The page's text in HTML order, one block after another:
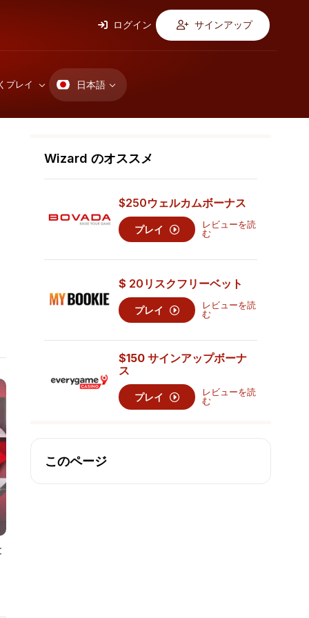
ログイン サインアップ
プレイ 日本語
Wizard のオススメ
$250ウェルカムボーナス
プレイ
レビューを読
む
$ 20 リスクフリーベット
プレイ
レビューを読
む
$150 サインアップボーナ
ス
プレイ
レビューを読
む
このページ